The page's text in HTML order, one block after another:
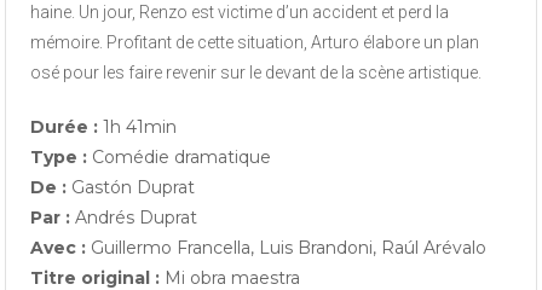
haine. Un jour, Renzo est victime d’un accident et perd la
mémoire. Profitant de cette situation, Arturo élabore un plan
osé pour les faire revenir sur le devant de la scène artistique.
Durée : 1h 41min
Type : Comédie dramatique
De : Gastón Duprat
Par : Andrés Duprat
Avec : Guillermo Francella, Luis Brandoni, Raúl Arévalo
Titre original : Mi obra maestra